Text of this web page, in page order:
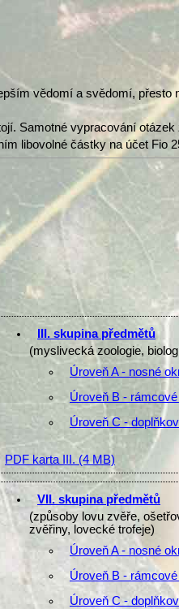
vědomí a svědomí,
Samotné vypracování
libovolné částky na účet Fio
III. skupina předmětů
(myslivecká zoologie,
Úroveň A - nosné
Úroveň B -
Úroveň C -
PDF karta III. (4 MB)
VII. skupina předmětů
(způsoby lovu zvěře,
zvěřiny, lovecké trofeje)
Úroveň A - nosné
Úroveň B -
Úroveň C -